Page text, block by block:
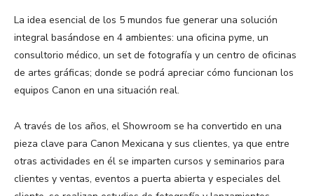
La idea esencial de los 5 mundos fue generar una solución
integral basándose en 4 ambientes: una oficina pyme, un
consultorio médico, un set de fotografía y un centro de oficinas
de artes gráficas; donde se podrá apreciar cómo funcionan los
equipos Canon en una situación real.
A través de los años, el Showroom se ha convertido en una
pieza clave para Canon Mexicana y sus clientes, ya que entre
otras actividades en él se imparten cursos y seminarios para
clientes y ventas, eventos a puerta abierta y especiales del